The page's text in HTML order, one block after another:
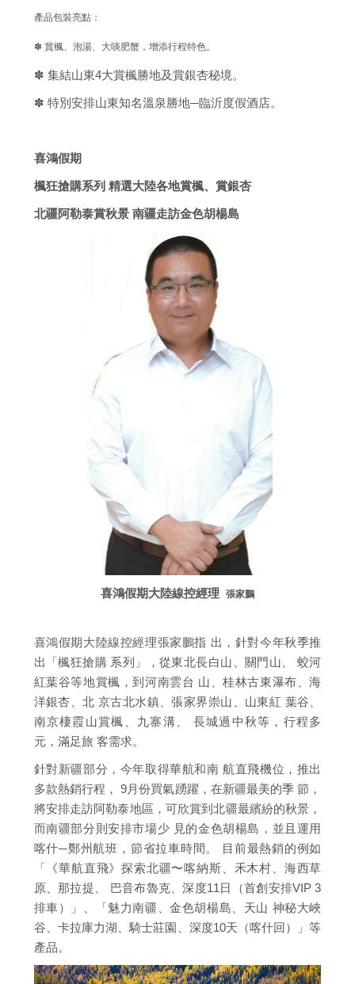
產品包裝亮點：
✽ 賞楓、泡湯、大啖肥蟹，增添行程特色。
✽ 集結山東4大賞楓勝地及賞銀杏秘境。
✽ 特別安排山東知名溫泉勝地─臨沂度假酒店。
喜鴻假期
楓狂搶購系列 精選大陸各地賞楓、賞銀杏
北疆阿勒泰賞秋景 南疆走訪金色胡楊島
喜鴻假期大陸線控經理 張家鵬
喜鴻假期大陸線控經理張家鵬指 出，針對今年秋季推
出「楓狂搶購 系列」，從東北長白山、關門山、 蛟河
紅葉谷等地賞楓，到河南雲台 山、桂林古東瀑布、海
洋銀杏、北 京古北水鎮、張家界崇山、山東紅 葉谷、
南京棲霞山賞楓、九寨溝、 長城過中秋等，行程多
元，滿足旅 客需求。
針對新疆部分，今年取得華航和南 航直飛機位，推出
多款熱銷行程， 9月份買氣踴躍，在新疆最美的季 節，
將安排走訪阿勒泰地區，可欣賞到北疆最繽紛的秋景，
而南疆部分則安排市場少 見的金色胡楊島，並且運用
喀什─鄭州航班，節省拉車時間。 目前最熱銷的例如
「《華航直飛》探索北疆〜喀納斯、禾木村、海西草
原、那拉提、 巴音布魯克、深度11日（首創安排VIP 3
排車）」、「魅力南疆、金色胡楊島、天山 神秘大峽
谷、卡拉庫力湖、騎士莊園、深度10天（喀什回）」等
產品。